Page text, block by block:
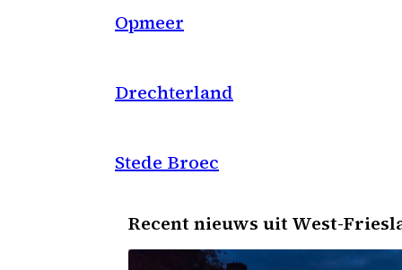
Opmeer
Drechterland
Stede Broec
Recent nieuws uit West-